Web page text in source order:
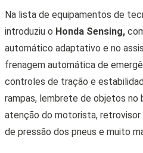
Na lista de equipamentos de
introduziu o Honda Sensing,
automático adaptativo e no
frenagem automática de
controles de tração e
rampas, lembrete de objetos no
atenção do motorista,
de pressão dos pneus e muito